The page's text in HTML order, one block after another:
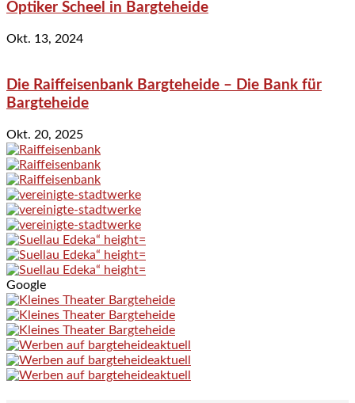
Optiker Scheel in Bargteheide
Okt. 13, 2024
Die Raiffeisenbank Bargteheide – Die Bank für
Bargteheide
Okt. 20, 2025
Google